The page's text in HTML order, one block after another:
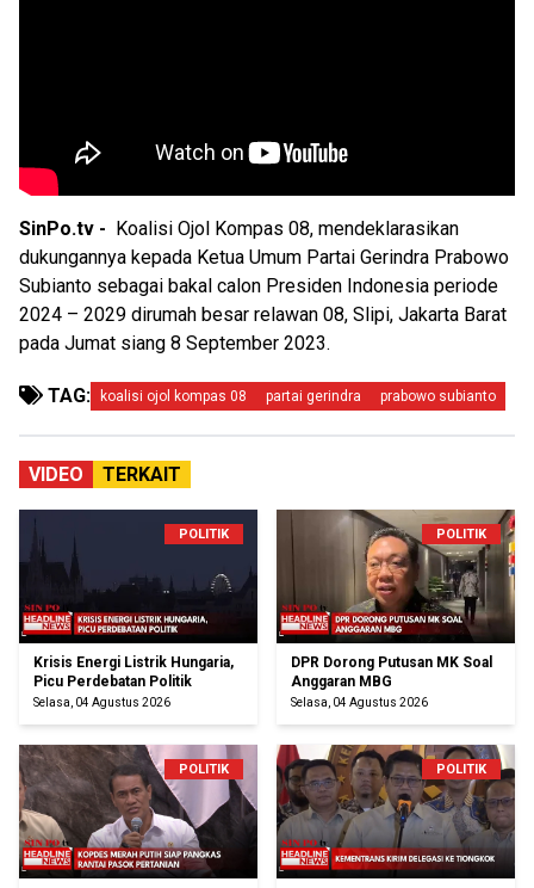
SinPo.tv -
Koalisi Ojol Kompas 08, mendeklarasikan
dukungannya kepada Ketua Umum Partai Gerindra Prabowo
Subianto sebagai bakal calon Presiden Indonesia periode
2024 – 2029 dirumah besar relawan 08, Slipi, Jakarta Barat
pada Jumat siang 8 September 2023.
TAG: koalisi ojol kompas 08 partai gerindra prabowo subianto
VIDEO TERKAIT
POLITIK
Krisis Energi Listrik Hungaria,
Picu Perdebatan Politik
Selasa, 04 Agustus 2026
POLITIK
DPR Dorong Putusan MK Soal
Anggaran MBG
Selasa, 04 Agustus 2026
POLITIK POLITIK